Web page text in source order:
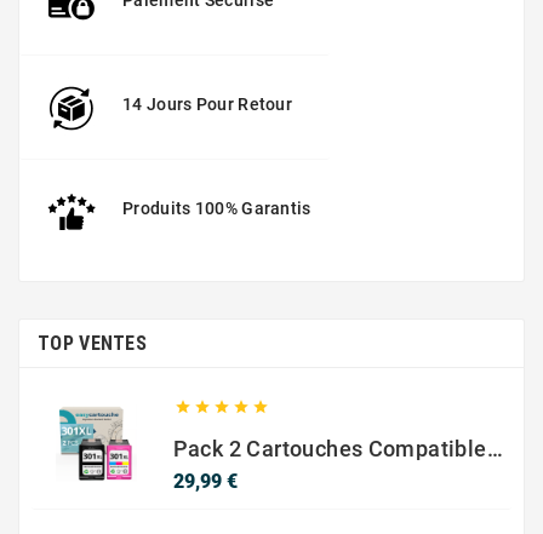
14 Jours Pour Retour
Produits 100% Garantis
TOP VENTES
    
Pack 2 Cartouches Compatible Avec HP 301 XL Noir Et Couleur
29,99 €Prix